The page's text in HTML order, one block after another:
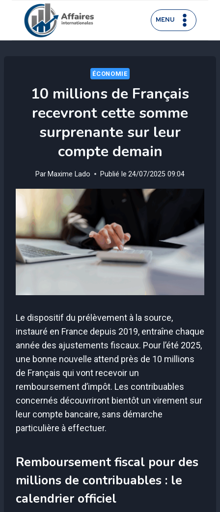
contenu
MENU
ÉCONOMIE
10 millions de Français
recevront cette somme
surprenante sur leur
compte demain
Par Maxime Lado Publié le 24/07/2025 09:04
Le dispositif du prélèvement à la source,
instauré en France depuis 2019, entraîne chaque
année des ajustements fiscaux. Pour l’été 2025,
une bonne nouvelle attend près de 10 millions
de Français qui vont recevoir un
remboursement d’impôt. Les contribuables
concernés découvriront bientôt un virement sur
leur compte bancaire, sans démarche
particulière à effectuer.
Remboursement fiscal pour des
millions de contribuables : le
calendrier officiel